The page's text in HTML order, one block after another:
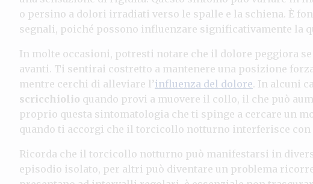
o persino a dolori irradiati verso le spalle e la schiena. È
segnali, poiché possono influenzare significativamente la
In molte occasioni, potresti notare che il dolore peggiora
avanti. Ti sentirai costretto a mantenere una posizione
mentre cerchi di alleviare l’influenza del dolore. In alcuni
scricchiolio quando provi a muovere il collo, il che può
proprio questa sintomatologia che ti spinge a cercare un
quando ti accorgi che il torcicollo notturno interferisce
Ricorda che il torcicollo notturno può manifestarsi in
episodio isolato, per altri può diventare un problema